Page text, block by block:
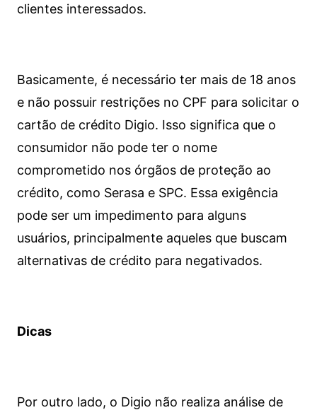
clientes interessados.
Basicamente, é necessário ter mais de 18 anos
e não possuir restrições no CPF para solicitar o
cartão de crédito Digio. Isso significa que o
consumidor não pode ter o nome
comprometido nos órgãos de proteção ao
crédito, como Serasa e SPC. Essa exigência
pode ser um impedimento para alguns
usuários, principalmente aqueles que buscam
alternativas de crédito para negativados.
Dicas
Por outro lado, o Digio não realiza análise de